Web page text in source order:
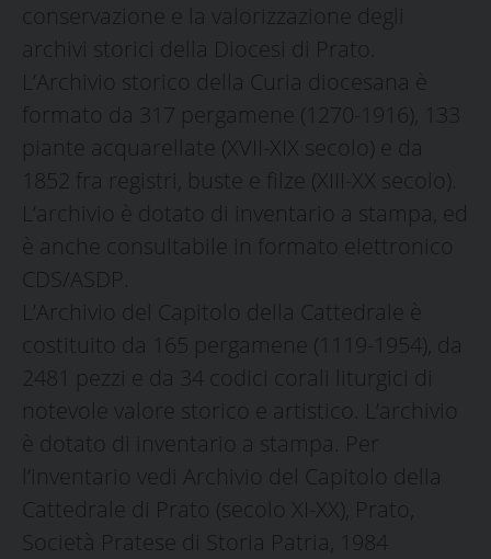
conservazione e la valorizzazione degli
archivi storici della Diocesi di Prato.
L’Archivio storico della Curia diocesana è
formato da 317 pergamene (1270-1916), 133
piante acquarellate (XVII-XIX secolo) e da
1852 fra registri, buste e filze (XIII-XX secolo).
L’archivio è dotato di inventario a stampa, ed
è anche consultabile in formato elettronico
CDS/ASDP.
L’Archivio del Capitolo della Cattedrale è
costituito da 165 pergamene (1119-1954), da
2481 pezzi e da 34 codici corali liturgici di
notevole valore storico e artistico. L’archivio
è dotato di inventario a stampa. Per
l’inventario vedi Archivio del Capitolo della
Cattedrale di Prato (secolo XI-XX), Prato,
Società Pratese di Storia Patria, 1984